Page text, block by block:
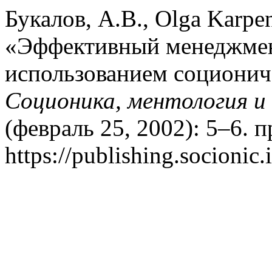
Букалов, А.В., Olga
«Эффективный
использованием
Соционика, ментология и
(февраль 25, 2002): 5–6.
https://